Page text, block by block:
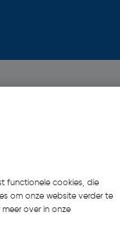
functionele cookies, die
om onze website verder te
over in onze